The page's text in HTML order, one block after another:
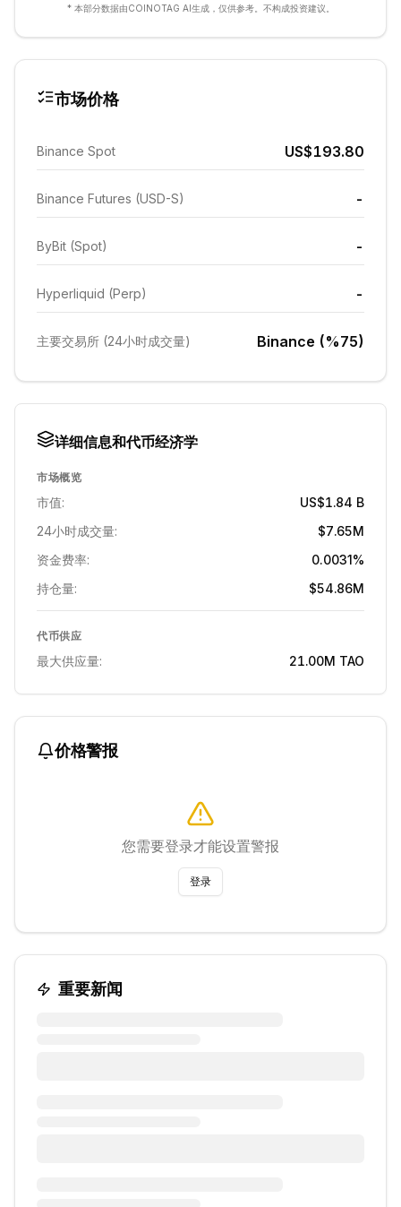
* 本部分数据由COINOTAG AI生成，仅供参考。不构成投资建议。
市场价格
Binance Spot US$193.80
Binance Futures (USD-S) -
ByBit (Spot) -
Hyperliquid (Perp) -
主要交易所 (24小时成交量) Binance (%75)
详细信息和代币经济学
市场概览
市值:
US$1.84 B
24小时成交量:
$7.65M
资金费率:
0.0031%
持仓量:
$54.86M
代币供应
最大供应量: 21.00M TAO
价格警报
您需要登录才能设置警报
登录
重要新闻